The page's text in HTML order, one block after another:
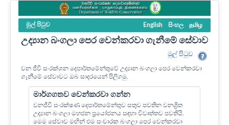
මුල් පි‍ටුව English සිංහල தமிழ
උද්‍යාන බංගලා පෙර වෙන්කරවා ගැනීමේ සේවාව
මුල් පි‍ටුව
වන ජීවී සංරක්ශන දෙපාර්තමේන්තුවේ උද්‍යාන බංගලා පෙර වෙන්කරවා
ගැනීමේ සේවාවට ඔබ සාදරයෙන් පිලිගමු.
මාර්ගගතව වෙන්කරවා ගන්න
වනජීවී සංරක්ෂණ දෙපාර්තමේන්තුව සතුව පවතින වනශ්‍රිත
උද්‍යාන බංගලා මහජන ප්‍රයෝජනය සඳහා විවෘත්තව පවතියි.
මෙම සේවාව මඟින් එම සංචාරක බංගලා පෙර වෙන්කරවා